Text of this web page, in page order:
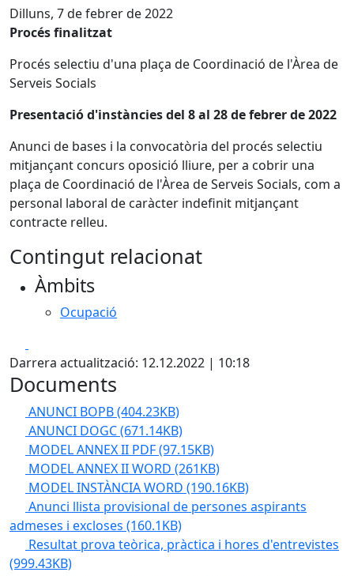
Dilluns, 7 de febrer de 2022
Procés finalitzat
Procés selectiu d'una plaça de Coordinació de l'Àrea de
Serveis Socials
Presentació d'instàncies del 8 al 28 de febrer de 2022
Anunci de bases i la convocatòria del procés selectiu
mitjançant concurs oposició lliure, per a cobrir una
plaça de Coordinació de l'Àrea de Serveis Socials, com a
personal laboral de caràcter indefinit mitjançant
contracte relleu.
Contingut relacionat
Àmbits
Ocupació
Darrera actualització: 12.12.2022 | 10:18
Documents
ANUNCI BOPB(404.23KB)
ANUNCI DOGC(671.14KB)
MODEL ANNEX II PDF(97.15KB)
MODEL ANNEX II WORD (261KB)
MODEL INSTÀNCIA WORD (190.16KB)
Anunci llista provisional de persones aspirants
admeses i excloses (160.1KB)
Resultat prova teòrica, pràctica i hores d'entrevistes
(999.43KB)